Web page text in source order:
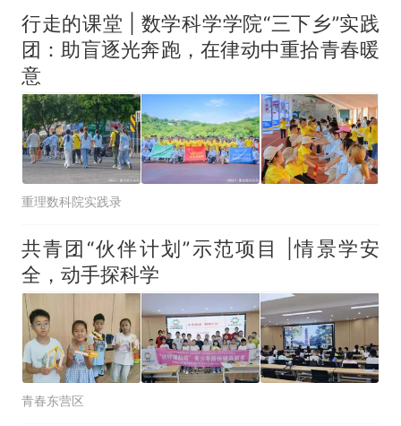
人只有2个厕所；客服回应：并
非每架飞机都会发放西梅汁
因老师一句“跟我回家”改写了
人生
行走的课堂 | 数学科学学院“三下乡”实践
团：助盲逐光奔跑，在律动中重拾青春暖
意
重理数科院实践录
共青团“伙伴计划”示范项目 |情景学安
全，动手探科学
青春东营区